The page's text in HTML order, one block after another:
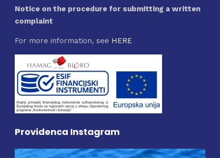
Notice on the procedure for submitting a written
complaint
For more information, see HERE
Providenca Instagram